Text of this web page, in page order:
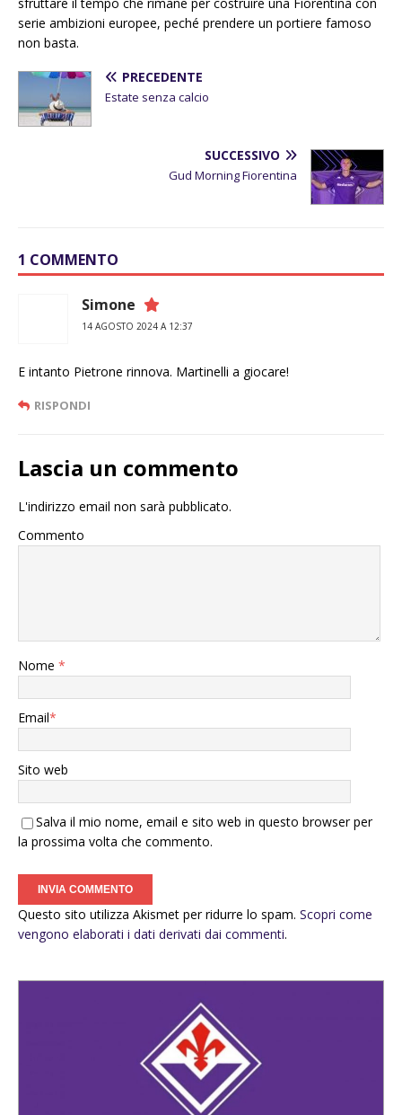
serie ambizioni europee, peché prendere un portiere famoso
non basta.
PRECEDENTE
Estate senza calcio
SUCCESSIVO
Gud Morning Fiorentina
1 COMMENTO
Simone
14 AGOSTO 2024 A 12:37
E intanto Pietrone rinnova. Martinelli a giocare!
RISPONDI
Lascia un commento
L'indirizzo email non sarà pubblicato.
Commento
Nome *
Email*
Sito web
Salva il mio nome, email e sito web in questo browser per
la prossima volta che commento.
Questo sito utilizza Akismet per ridurre lo spam. Scopri come
vengono elaborati i dati derivati dai commenti.